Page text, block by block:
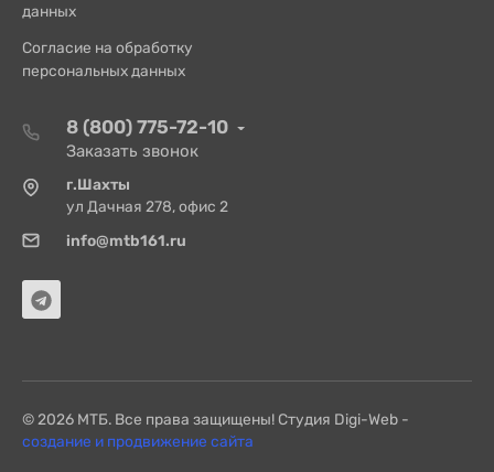
данных
Согласие на обработку
персональных данных
8 (800) 775-72-10
Заказать звонок
г.Шахты
ул Дачная 278, офис 2
info@mtb161.ru
© 2026 МТБ. Все права защищены! Студия Digi-Web -
создание и продвижение сайта